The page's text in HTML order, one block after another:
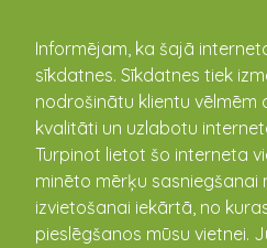
Informējam, ka šajā
sīkdatnes. Sīkdatnes tiek
nodrošinātu klientu
kvalitāti un uzlabotu
Turpinot lietot šo interneta
minēto mērķu sasniegšanai
izvietošanai iekārtā, no
pieslēgšanos mūsu vietnei.
kandava.lv
Apmeklētas
dižākās lauku
skaistākie dārzi
09.08.2018